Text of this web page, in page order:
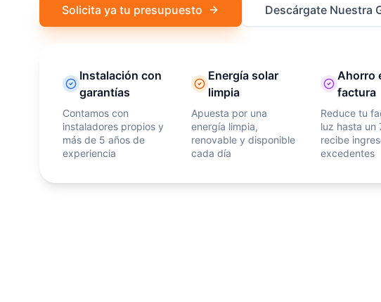
Solicita ya tu presupuesto Descárgate Nuestra
Instalación con
garantías
Contamos con
instaladores propios y
más de 5 años de
experiencia
Energía solar
limpia
Apuesta por una
energía limpia,
renovable y disponible
cada día
Ahorro
factura
Reduce tu
luz hasta un
recibe
excedentes